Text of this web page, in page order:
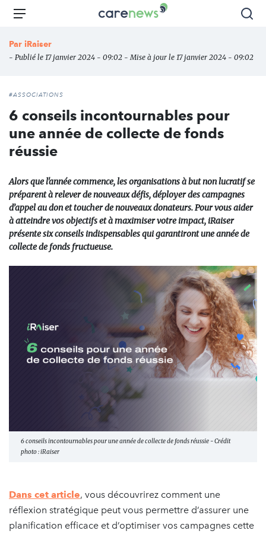
Aller
principal
Carenews,
des
Menu
Par iRaiser
- Publié le 17 janvier 2024 - 09:02 - Mise à jour le 17 janvier 2024 - 09:02
#ASSOCIATIONS
6 conseils incontournables pour
une année de collecte de fonds
réussie
Alors que l'année commence, les organisations à but non lucratif se
préparent à relever de nouveaux défis, déployer des campagnes
d’appel au don et toucher de nouveaux donateurs. Pour vous aider
à atteindre vos objectifs et à maximiser votre impact, iRaiser
présente six conseils indispensables qui garantiront une année de
collecte de fonds fructueuse.
6 conseils incontournables pour une année de collecte de fonds réussie - Crédit
photo : iRaiser
Dans cet article, vous découvrirez comment une
réflexion stratégique peut vous permettre d’assurer une
planification efficace et d’optimiser vos campagnes cette